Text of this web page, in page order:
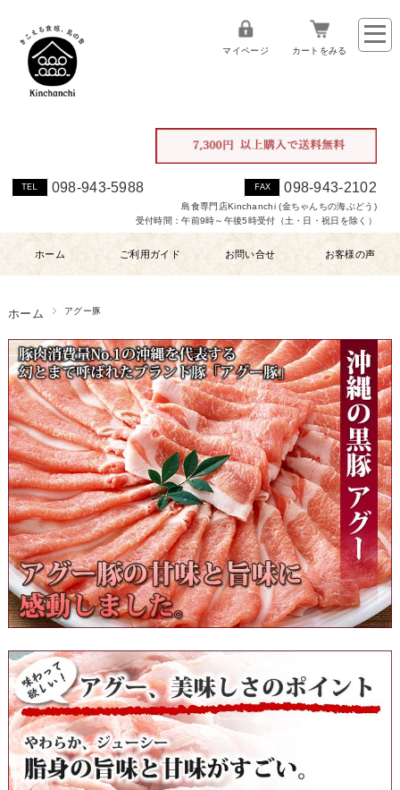
TEL 098-943-5988 FAX 098-943-2102
島食専門店Kinchanchi (金ちゃんちの海ぶどう)
受付時間：午前9時～午後5時受付（土・日・祝日を除く）
マイページ カートをみる
ホーム ご利用ガイド お問い合せ お客様の声
ホーム アグー豚